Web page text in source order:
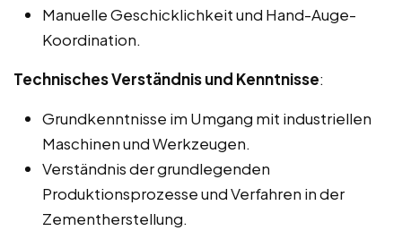
Manuelle Geschicklichkeit und Hand-Auge-
Koordination.
Technisches Verständnis und Kenntnisse:
Grundkenntnisse im Umgang mit industriellen
Maschinen und Werkzeugen.
Verständnis der grundlegenden
Produktionsprozesse und Verfahren in der
Zementherstellung.